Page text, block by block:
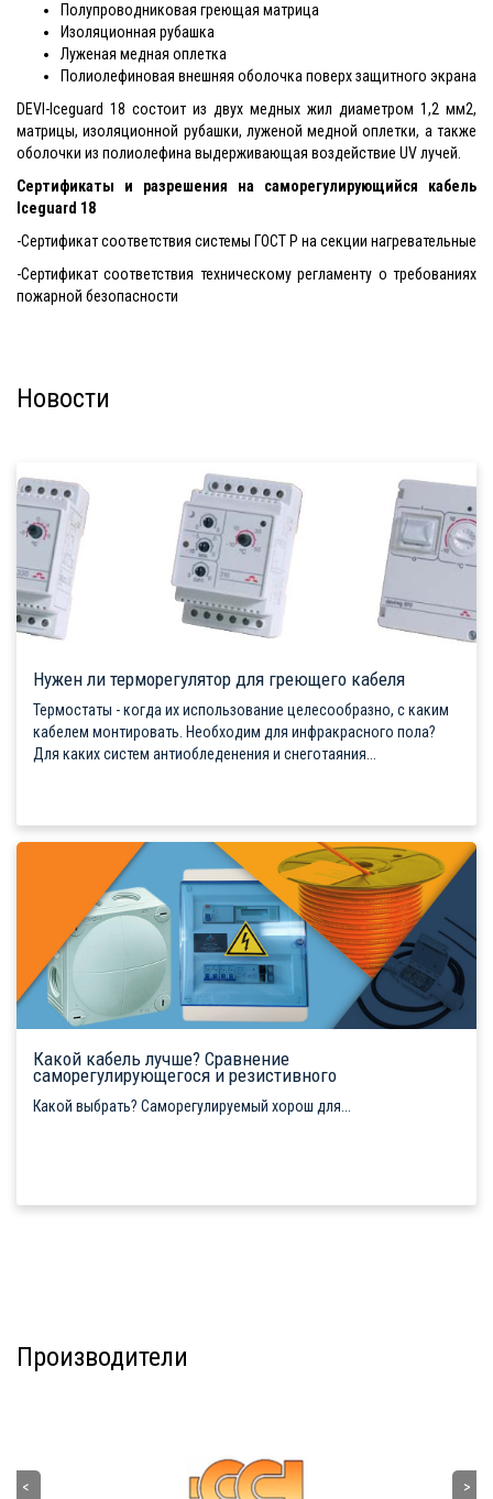
Полупроводниковая греющая матрица
Изоляционная рубашка
Луженая медная оплетка
Полиолефиновая внешняя оболочка поверх защитного экрана
DEVI-Iceguard 18 состоит из двух медных жил диаметром 1,2 мм2,
матрицы, изоляционной рубашки, луженой медной оплетки, а также
оболочки из полиолефина выдерживающая воздействие UV лучей.
Сертификаты и разрешения на саморегулирующийся кабель
Iceguard 18
-Сертификат соответствия системы ГОСТ Р на секции нагревательные
-Сертификат соответствия техническому регламенту о требованиях
пожарной безопасности
Новости
Нужен ли терморегулятор для греющего кабеля
Термостаты - когда их использование целесообразно, с каким
кабелем монтировать. Необходим для инфракрасного пола?
Для каких систем антиобледенения и снеготаяния...
Какой кабель лучше? Сравнение
саморегулирующегося и резистивного
Какой выбрать? Саморегулируемый хорош для...
Производители